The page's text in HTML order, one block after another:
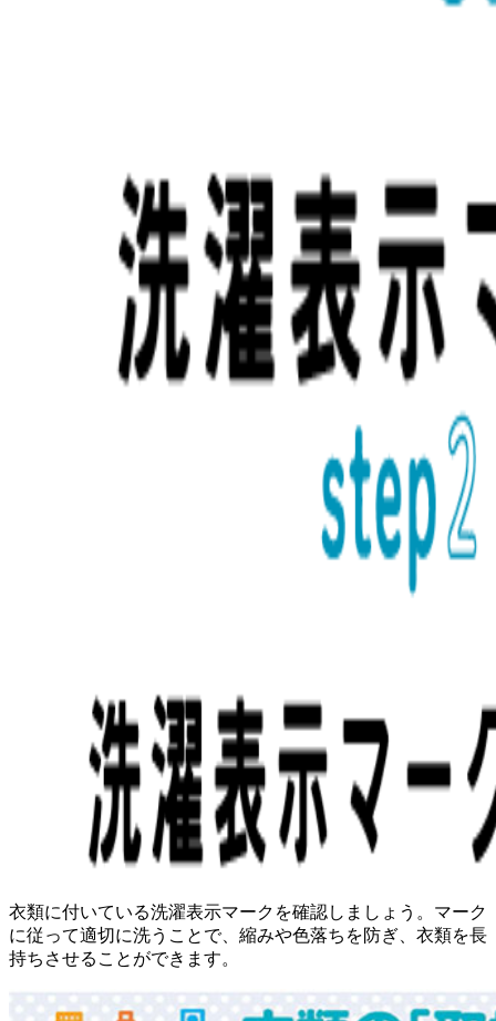
衣類に付いている洗濯表示マークを確認しましょう。マーク
に従って適切に洗うことで、縮みや色落ちを防ぎ、衣類を長
持ちさせることができます。